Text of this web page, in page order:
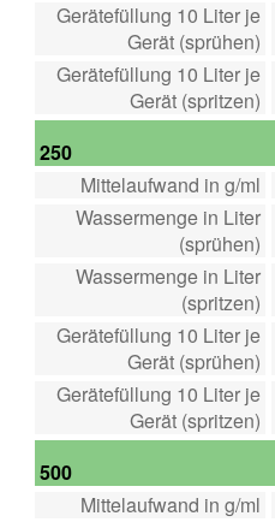
Gerätefüllung 10 Liter je
Gerät (sprühen)
Gerätefüllung 10 Liter je
Gerät (spritzen)
250
Mittelaufwand in g/ml
Wassermenge in Liter
(sprühen)
Wassermenge in Liter
(spritzen)
Gerätefüllung 10 Liter je
Gerät (sprühen)
Gerätefüllung 10 Liter je
Gerät (spritzen)
500
Mittelaufwand in g/ml